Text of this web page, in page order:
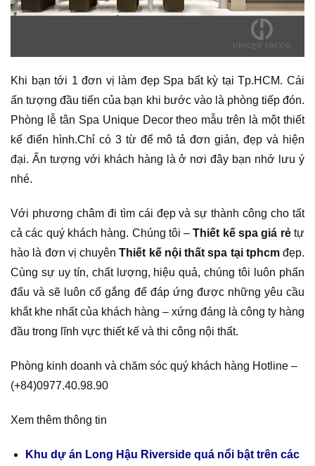
Khi bạn tới 1 đơn vị làm đẹp Spa bất kỳ tại Tp.HCM. Cái
ấn tượng đầu tiến của bạn khi bước vào là phòng tiếp đón.
Phòng lễ tân Spa Unique Decor theo mẫu trên là một thiết
kế điển hình.Chỉ có 3 từ để mô tả đơn giản, đẹp và hiện
đại. Ấn tượng với khách hàng là ở nơi đây bạn nhớ lưu ý
nhé.
Với phương châm đi tìm cái đẹp và sự thành công cho tất
cả các quý khách hàng. Chúng tôi –Thiết kế spa giá rẻtự
hào là đơn vị chuyênThiết kế nội thất spa tại tphcmđẹp.
Cùng sự uy tín, chất lượng, hiệu quả, chúng tôi luôn phấn
đấu và sẽ luôn cố gắng để đáp ứng được những yêu cầu
khắt khe nhất của khách hàng – xứng đáng là công ty hàng
đầu trong lĩnh vực thiết kế và thi công nội thất.
Phòng kinh doanh và chăm sóc quý khách hàng Hotline –
(+84)0977.40.98.90
Xem thêm thông tin
Khu dự án Long Hậu Riverside quá nổi bật trên các